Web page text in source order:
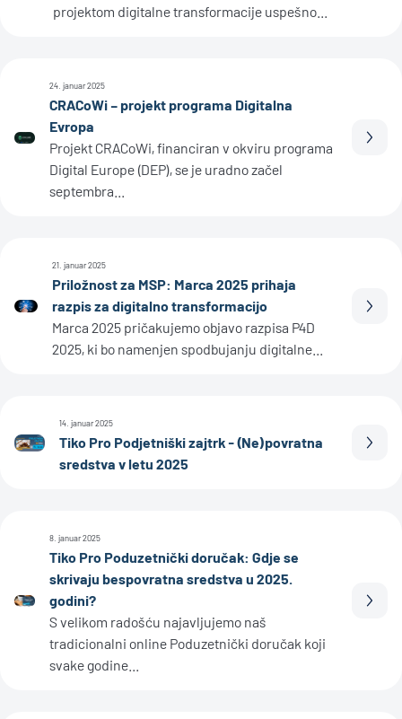
projektom digitalne transformacije uspešno...
24. januar 2025
CRACoWi – projekt programa Digitalna
Evropa
Projekt CRACoWi, financiran v okviru programa
Digital Europe (DEP), se je uradno začel
septembra...
21. januar 2025
Priložnost za MSP: Marca 2025 prihaja
razpis za digitalno transformacijo
Marca 2025 pričakujemo objavo razpisa P4D
2025, ki bo namenjen spodbujanju digitalne...
14. januar 2025
Tiko Pro Podjetniški zajtrk - (Ne)povratna
sredstva v letu 2025
8. januar 2025
Tiko Pro Poduzetnički doručak: Gdje se
skrivaju bespovratna sredstva u 2025.
godini?
S velikom radošću najavljujemo naš
tradicionalni online Poduzetnički doručak koji
svake godine...